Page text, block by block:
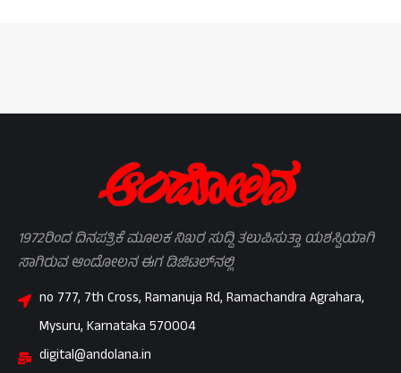
1972ರಿಂದ ದಿನಪತ್ರಿಕೆ ಮೂಲಕ ನಿಖರ ಸುದ್ದಿ ತಲುಪಿಸುತ್ತಾ ಯಶಸ್ವಿಯಾಗಿ
ಸಾಗಿರುವ ಆಂದೋಲನ ಈಗ ಡಿಜಿಟಲ್‌ನಲ್ಲಿ
no 777, 7th Cross, Ramanuja Rd, Ramachandra Agrahara,
Mysuru, Karnataka 570004
digital@andolana.in